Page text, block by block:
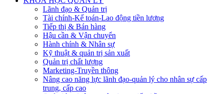
Lãnh đạo & Quản trị
Tài chính-Kế toán-Lao động tiền lương
Tiếp thị & Bán hàng
Hậu cần & Vận chuyển
Hành chính & Nhân sự
Kỹ thuật & quản trị sản xuất
Quản trị chất lượng
Marketing-Truyền thông
Nâng cao năng lực lãnh đạo-quản lý cho nhân sự cấp
trung, cấp cao